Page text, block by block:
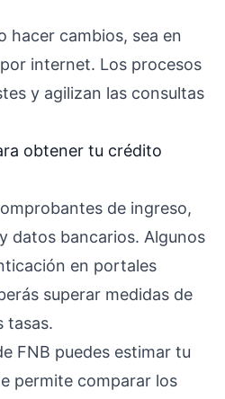
hacer cambios, sea en
internet. Los procesos
y agilizan las consultas
obtener tu crédito
de ingreso,
datos bancarios. Algunos
en portales
superar medidas de
tasas.
FNB puedes estimar tu
permite comparar los